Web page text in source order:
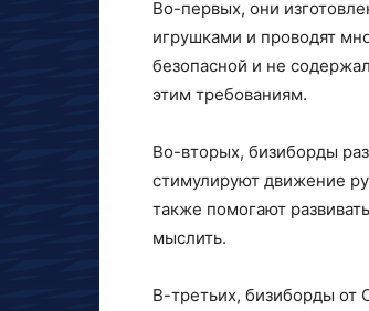
Во-первых, они
игрушками и проводят
безопасной и не
этим требованиям.
Во-вторых, бизиборды
стимулируют движение
также помогают
мыслить.
В-третьих, бизиборды от